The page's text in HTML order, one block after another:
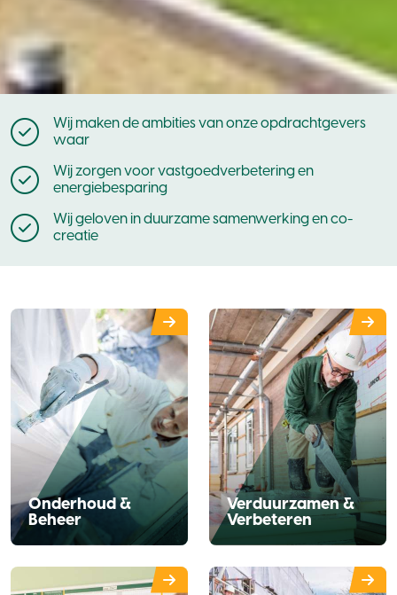
Wij maken de ambities van onze opdrachtgevers
waar
Wij zorgen voor vastgoedverbetering en
energiebesparing
Wij geloven in duurzame samenwerking en co-
creatie
Onderhoud &
Beheer
Verduurzamen &
Verbeteren